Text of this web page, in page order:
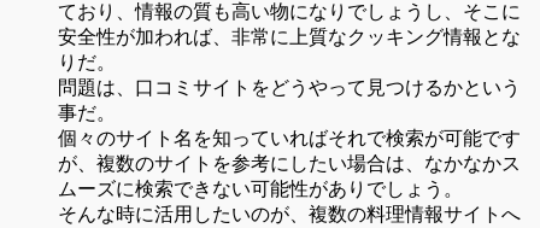
ており、情報の質も高い物になりでしょうし、そこに
安全性が加われば、非常に上質なクッキング情報とな
りだ。
問題は、口コミサイトをどうやって見つけるかという
事だ。
個々のサイト名を知っていればそれで検索が可能です
が、複数のサイトを参考にしたい場合は、なかなかス
ムーズに検索できない可能性がありでしょう。
そんな時に活用したいのが、複数の料理情報サイトへ